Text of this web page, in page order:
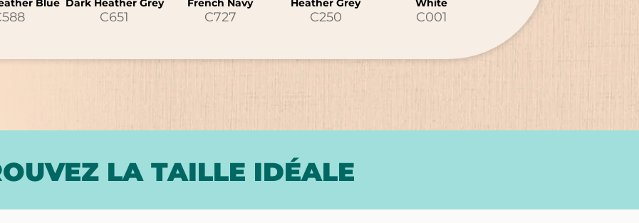
Blue Dark Heather Grey
C651
French Navy
C727
Heather Grey
C250
White
C001
LA TAILLE IDÉALE